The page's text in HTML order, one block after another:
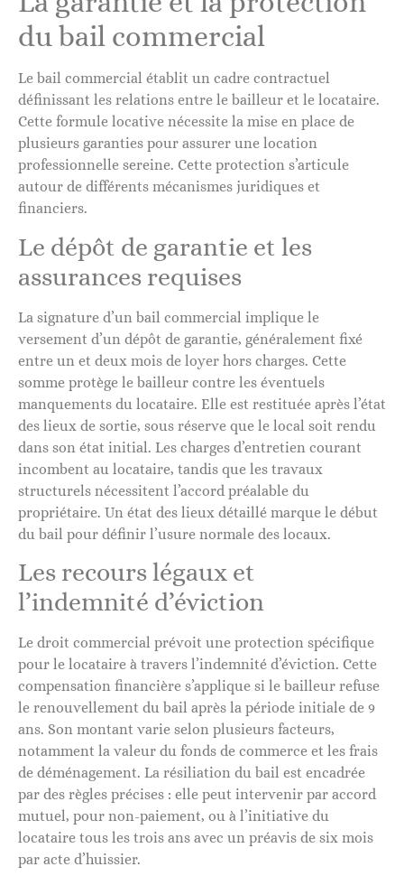
du bail commercial
Le bail commercial établit un cadre contractuel
définissant les relations entre le bailleur et le locataire.
Cette formule locative nécessite la mise en place de
plusieurs garanties pour assurer une location
professionnelle sereine. Cette protection s’articule
autour de différents mécanismes juridiques et
financiers.
Le dépôt de garantie et les
assurances requises
La signature d’un bail commercial implique le
versement d’un dépôt de garantie, généralement fixé
entre un et deux mois de loyer hors charges. Cette
somme protège le bailleur contre les éventuels
manquements du locataire. Elle est restituée après l’état
des lieux de sortie, sous réserve que le local soit rendu
dans son état initial. Les charges d’entretien courant
incombent au locataire, tandis que les travaux
structurels nécessitent l’accord préalable du
propriétaire. Un état des lieux détaillé marque le début
du bail pour définir l’usure normale des locaux.
Les recours légaux et
l’indemnité d’éviction
Le droit commercial prévoit une protection spécifique
pour le locataire à travers l’indemnité d’éviction. Cette
compensation financière s’applique si le bailleur refuse
le renouvellement du bail après la période initiale de 9
ans. Son montant varie selon plusieurs facteurs,
notamment la valeur du fonds de commerce et les frais
de déménagement. La résiliation du bail est encadrée
par des règles précises : elle peut intervenir par accord
mutuel, pour non-paiement, ou à l’initiative du
locataire tous les trois ans avec un préavis de six mois
par acte d’huissier.